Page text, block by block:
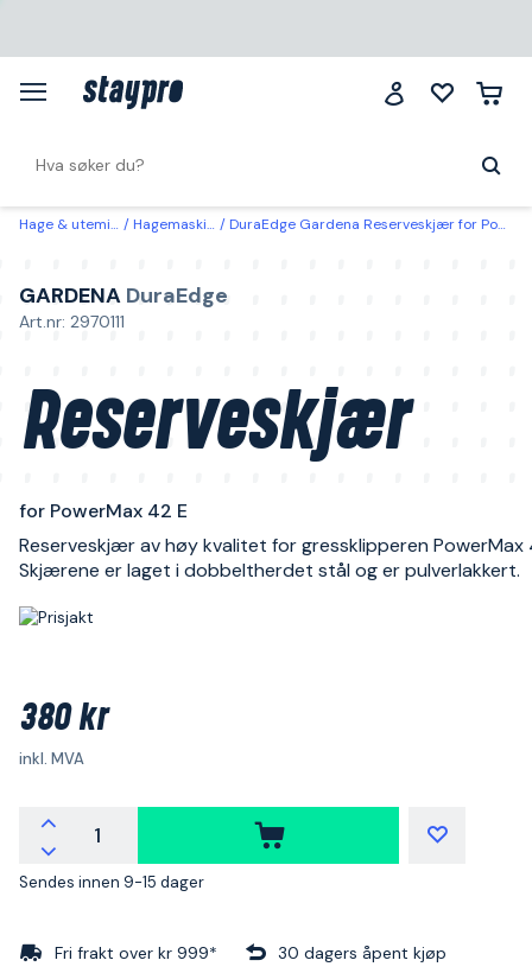
Hage & utemiljø Hagemaskiner DuraEdge Gardena Reserveskjær for PowerMax 42 E
GARDENA DuraEdge
Art.nr: 2970111
Reserveskjær
for PowerMax 42 E
Reserveskjær av høy kvalitet for gressklipperen PowerMax
Skjærene er laget i dobbeltherdet stål og er pulverlakkert.
380 kr
inkl. MVA
Sendes innen 9-15 dager
Fri frakt over kr 999* 30 dagers åpent kjøp